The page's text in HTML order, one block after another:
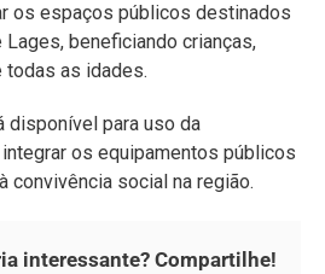
os espaços públicos destinados
beneficiando crianças,
todas as idades.
disponível para uso da
os equipamentos públicos
convivência social na região.
interessante? Compartilhe!